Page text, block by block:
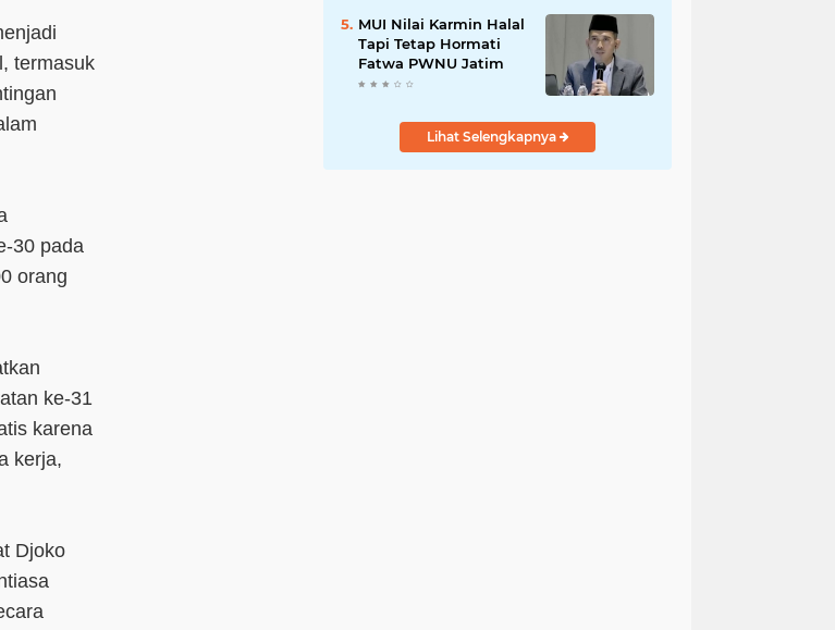
termasuk
30 pada
orang
ke-31
karena
kerja,
Djoko
MUI Nilai Karmin Halal
Tapi Tetap Hormati
Fatwa PWNU Jatim
Lihat Selengkapnya